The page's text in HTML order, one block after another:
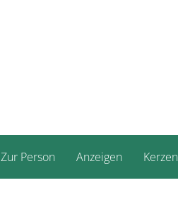
Zur Person Anzeigen Kerzen